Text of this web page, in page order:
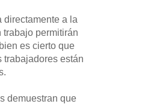
directamente a la
trabajo permitirán
es cierto que
trabajadores están
demuestran que